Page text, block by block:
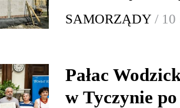
SAMORZĄDY / 10
Pałac
w Tyczynie